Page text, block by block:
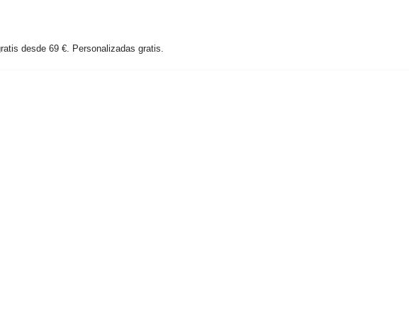
desde 69 €. Personalizadas gratis.